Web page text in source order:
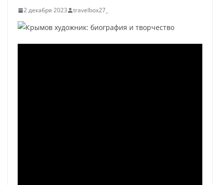
2 декабря 2023 travelbox27_